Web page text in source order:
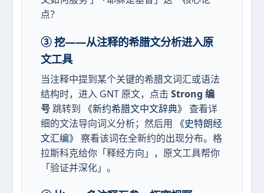
点？
③ 挖——从注释的希腊文分析进入原
文工具
当注释中提到某个关键的希腊文词汇或语法
结构时，进入 GNT 原文，点击 Strong 编
号跳转到 《新约希腊文中文辞典》 查看详
细的文法导向词义分析；然后用 《史特朗经
文汇编》 察看该词在全新约的出现分布。格
拉斯科克给你「释经方向」，原文工具帮你
「验证并深化」。